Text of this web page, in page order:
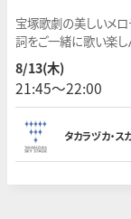
宝塚歌劇の美しいメロ
詞をご一緒に歌い楽し
んか。今回は「復讐」を
送りします。
8/13(木)
21:45〜22:00
タカラヅカ・ス